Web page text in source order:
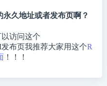
久地址或者发布页啊？
访问这个
发布页我推荐大家用这个R
！！！